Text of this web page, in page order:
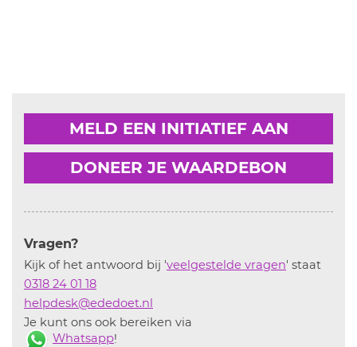
MELD EEN INITIATIEF AAN
DONEER JE WAARDEBON
Vragen?
Kijk of het antwoord bij 'veelgestelde vragen' staat
0318 24 01 18
helpdesk@ededoet.nl
Je kunt ons ook bereiken via
Whatsapp!